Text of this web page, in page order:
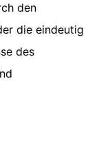
den
die eindeutig
des